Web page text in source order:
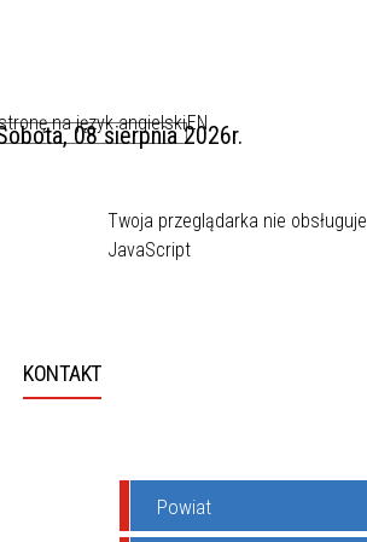
EN
Twoja przeglądarka nie obsługuje
JavaScript
08 sierpnia 2026r.
KONTAKT
Powiat